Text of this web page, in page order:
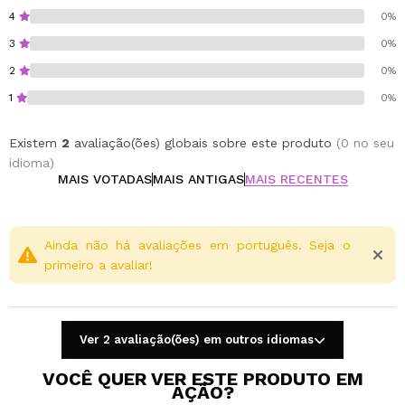
capacidade para 5 gr.
Tempos de cura:
Lâmpada LED UV 6 W – 2 x 45 seg.
Lâmpada LED UV 48 W – 30 seg.
Lâmpada UV 36 W - 120 seg
Cruelty free.
4 0%
3 0%
2 0%
1 0%
Existem 2 avaliação(ões) globais sobre este produto (0 no seu
idioma)
MAIS VOTADASMAIS ANTIGASMAIS RECENTES
Ainda não há avaliações em português. Seja o
primeiro a avaliar!
Ver 2 avaliação(ões) em outros idiomas
VOCÊ QUER VER ESTE PRODUTO EM
AÇÃO?